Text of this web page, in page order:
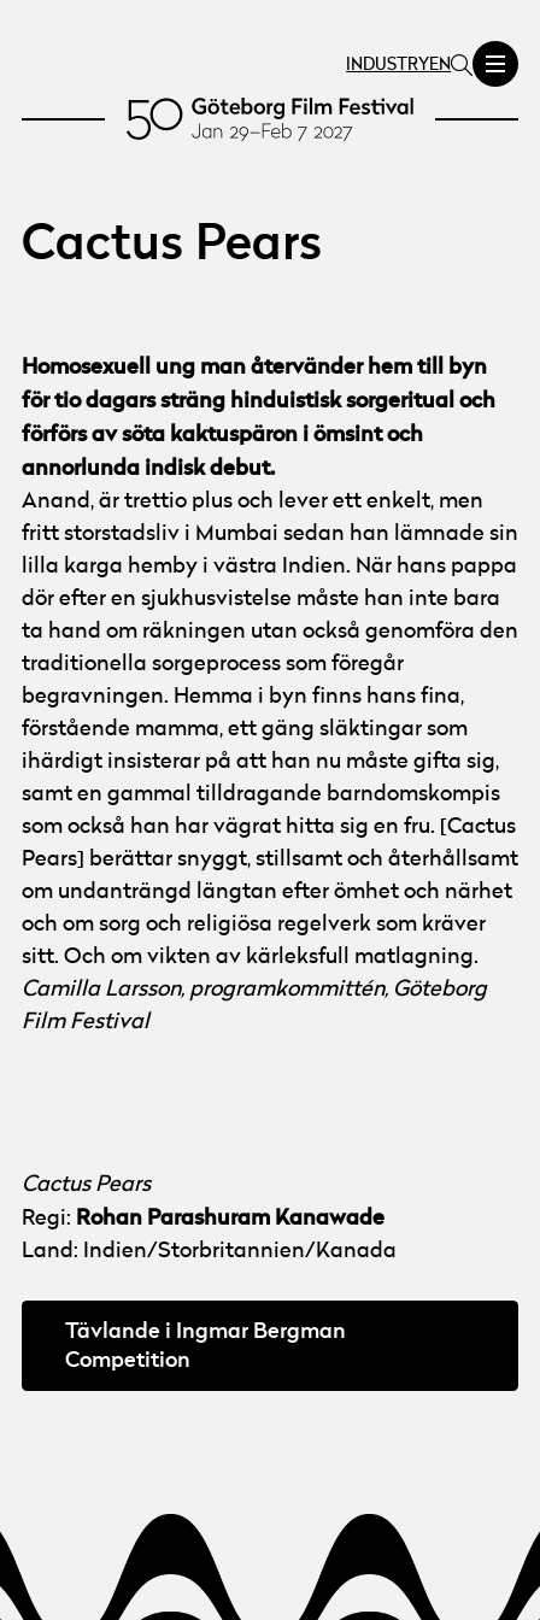
INDUSTRY EN
Cactus Pears
Homosexuell ung man återvänder hem till byn
för tio dagars sträng hinduistisk sorgeritual och
förförs av söta kaktuspäron i ömsint och
annorlunda indisk debut.
Anand, är trettio plus och lever ett enkelt, men
fritt storstadsliv i Mumbai sedan han lämnade sin
lilla karga hemby i västra Indien. När hans pappa
dör efter en sjukhusvistelse måste han inte bara
ta hand om räkningen utan också genomföra den
traditionella sorgeprocess som föregår
begravningen. Hemma i byn finns hans fina,
förstående mamma, ett gäng släktingar som
ihärdigt insisterar på att han nu måste gifta sig,
samt en gammal tilldragande barndomskompis
som också han har vägrat hitta sig en fru. [Cactus
Pears] berättar snyggt, stillsamt och återhållsamt
om undanträngd längtan efter ömhet och närhet
och om sorg och religiösa regelverk som kräver
sitt. Och om vikten av kärleksfull matlagning.
Camilla Larsson, programkommittén, Göteborg
Film Festival
Cactus Pears
Regi: Rohan Parashuram Kanawade
Land: Indien/Storbritannien/Kanada
Tävlande i Ingmar Bergman
Competition